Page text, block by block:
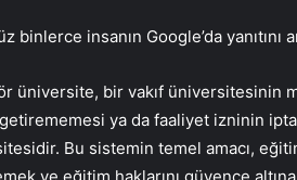
binlerce insanın Google’da
üniversite, bir vakıf üniversitesinin
ya da faaliyet izninin
Bu sistemin temel amacı,